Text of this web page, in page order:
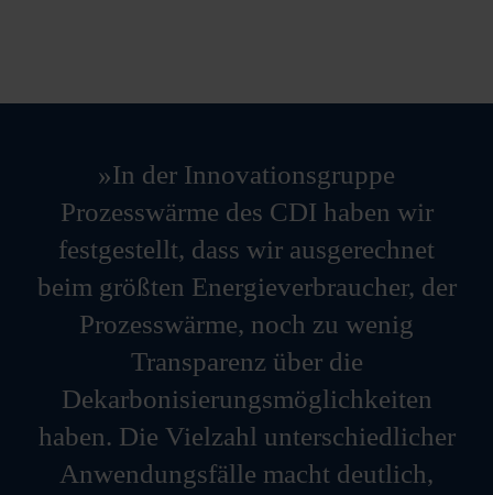
In der Innovationsgruppe
Prozesswärme des CDI haben wir
festgestellt, dass wir ausgerechnet
beim größten Energieverbraucher, der
Prozesswärme, noch zu wenig
Transparenz über die
Dekarbonisierungsmöglichkeiten
haben. Die Vielzahl unterschiedlicher
Anwendungsfälle macht deutlich,